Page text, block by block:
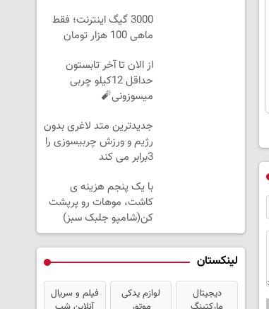
3000 گیگ اینترنت؛ فقط
ماهی 100 هزار تومان
از الان تا آخر تابستون
حداقل 12کیلو چربی
میسوزونی🧨
جدیدترین متد لاغری بدون
رژیم و ورزش چربیسوزی را
3برابر می کند
با یک پنجم هزینه ی
کاشت، موهات رو پرپشت
کن(شامپو جلبک سبز)
لینکستان
دیجیتال
لوازم یدکی
فیلم و سریال